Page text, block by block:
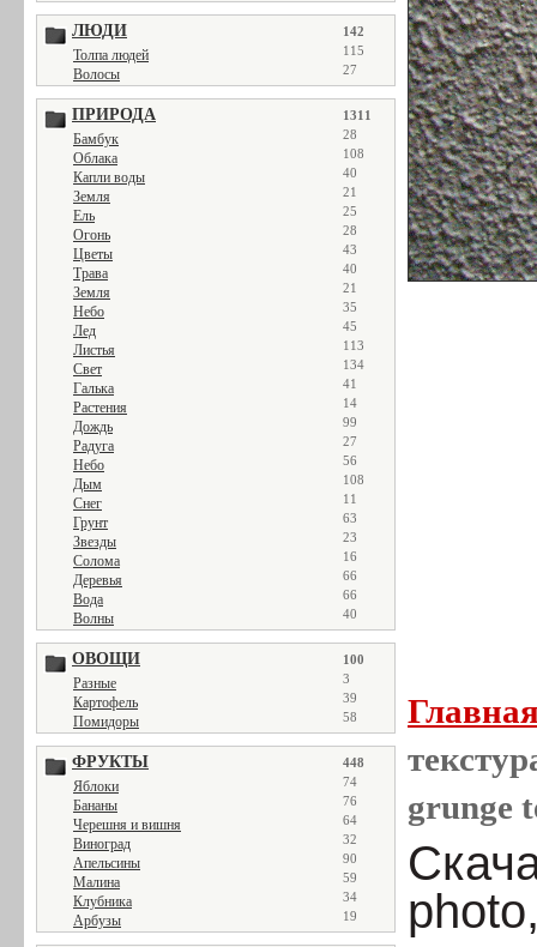
ЛЮДИ 142
Толпа людей 115
Волосы 27
ПРИРОДА 1311
Бамбук 28
Облака 108
Капли воды 40
Земля 21
Ель 25
Огонь 28
Цветы 43
Трава 40
Земля 21
Небо 35
Лед 45
Листья 113
Свет 134
Галька 41
Растения 14
Дождь 99
Радуга 27
Небо 56
Дым 108
Снег 11
Грунт 63
Звезды 23
Солома 16
Деревья 66
Вода 66
Волны 40
ОВОЩИ 100
Разные 3
Картофель 39
Помидоры 58
ФРУКТЫ 448
Яблоки 74
Бананы 76
Черешня и вишня 64
Виноград 32
Апельсины 90
Малина 59
Клубника 34
Арбузы 19
grunge